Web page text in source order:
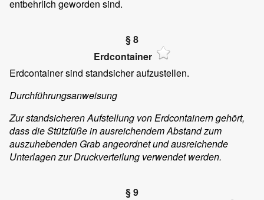
entbehrlich geworden sind.
§ 8
Erdcontainer
Erdcontainer sind standsicher aufzustellen.
Durchführungsanweisung
Zur standsicheren Aufstellung von Erdcontainern gehört,
dass die Stützfüße in ausreichendem Abstand zum
auszuhebenden Grab angeordnet und ausreichende
Unterlagen zur Druckverteilung verwendet werden.
§ 9